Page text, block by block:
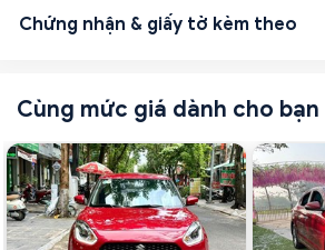
Chứng nhận & giấy tờ kèm theo
Cùng mức giá dành cho bạn